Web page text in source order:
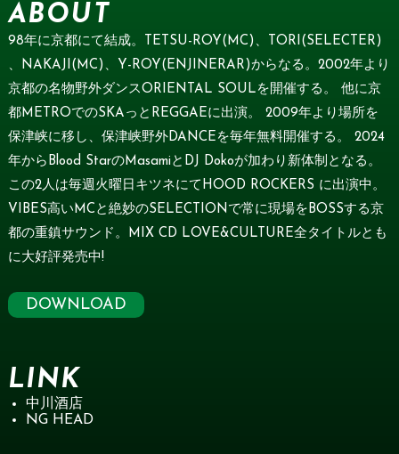
ABOUT
98年に京都にて結成。TETSU-ROY(MC)、TORI(SELECTER)
、NAKAJI(MC)、Y-ROY(ENJINERAR)からなる。2002年より
京都の名物野外ダンスORIENTAL SOULを開催する。 他に京
都METROでのSKAっとREGGAEに出演。 2009年より場所を
保津峡に移し、保津峡野外DANCEを毎年無料開催する。 2024
年からBlood StarのMasamiとDJ Dokoが加わり新体制となる。
この2人は毎週火曜日キツネにてHOOD ROCKERS に出演中。
VIBES高いMCと絶妙のSELECTIONで常に現場をBOSSする京
都の重鎮サウンド。MIX CD LOVE&CULTURE全タイトルとも
に大好評発売中!
DOWNLOAD
LINK
中川酒店
NG HEAD